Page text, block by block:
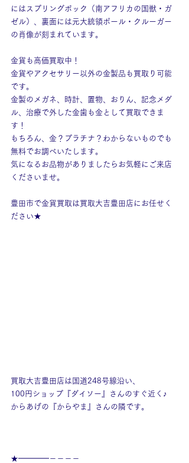
にはスプリングボック（南アフリカの国獣・ガ
ゼル）、裏面には元大統領ポール・クルーガー
の肖像が刻まれています。
金貨も高価買取中！
金貨やアクセサリー以外の金製品も買取り可能
です。
金製のメガネ、時計、置物、おりん、記念メダ
ル、治療で外した金歯も金として買取できま
す！
もちろん、金？プラチナ？わからないものでも
無料でお調べいたします。
気になるお品物がありましたらお気軽にご来店
くださいませ。
豊田市で金貨買取は買取大吉豊田店にお任せく
ださい★
買取大吉豊田店は国道248号線沿い、
100円ショップ『ダイソー』さんのすぐ近く♪
からあげの『からやま』さんの隣です。
★━━━━－－－－